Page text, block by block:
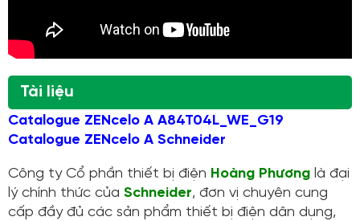
Tài liệu
Catalogue ZENcelo A A84T04L_WE_G19
Catalogue ZENcelo A Schneider
Công ty Cổ phần thiết bị điện Hoàng Phương là đại
lý chính thức của Schneider, đơn vị chuyên cung
cấp đầy đủ các sản phẩm thiết bị điện dân dụng,